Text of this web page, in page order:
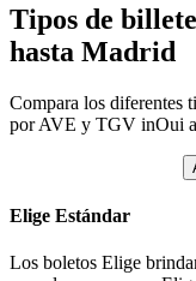
Tipos de
hasta Madrid
Compara los diferentes
por AVE y TGV inOui
Elige Estándar
Los boletos Elige